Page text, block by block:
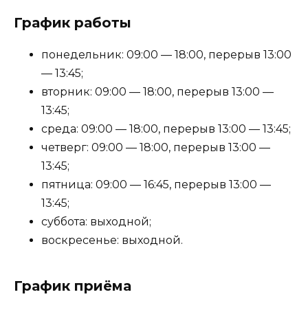
График работы
понедельник: 09:00 — 18:00, перерыв 13:00
— 13:45;
вторник: 09:00 — 18:00, перерыв 13:00 —
13:45;
среда: 09:00 — 18:00, перерыв 13:00 — 13:45;
четверг: 09:00 — 18:00, перерыв 13:00 —
13:45;
пятница: 09:00 — 16:45, перерыв 13:00 —
13:45;
суббота: выходной;
воскресенье: выходной.
График приёма